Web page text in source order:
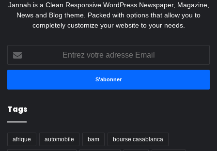
Jannah is a Clean Responsive WordPress Newspaper, Magazine,
News and Blog theme. Packed with options that allow you to
completely customize your website to your needs.
votre
adresse
Tags
afrique automobile bam bourse casablanca